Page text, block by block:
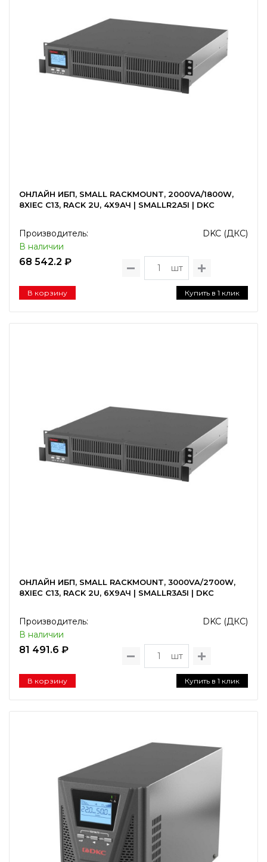
ОНЛАЙН ИБП, SMALL RACKMOUNT, 2000VA/1800W,
8XIEC C13, RACK 2U, 4X9АЧ | SMALLR2A5I | DKC
Производитель:
DKC (ДКС)
В наличии
68 542.2 ₽
шт
В корзину Купить в 1 клик
ОНЛАЙН ИБП, SMALL RACKMOUNT, 3000VA/2700W,
8XIEC C13, RACK 2U, 6X9АЧ | SMALLR3A5I | DKC
Производитель:
DKC (ДКС)
В наличии
81 491.6 ₽
шт
В корзину Купить в 1 клик